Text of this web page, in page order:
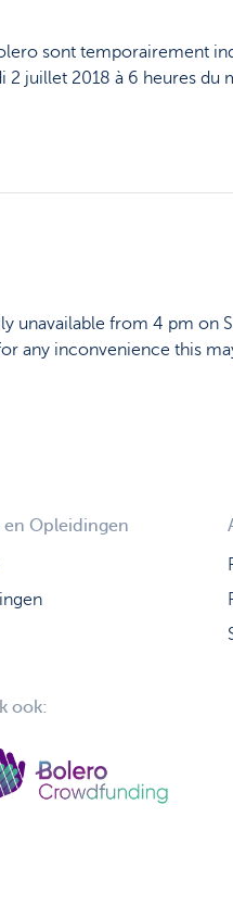
sont temporairement
2 juillet 2018 à 6 heures du
unavailable from 4 pm on
any inconvenience this
en Opleidingen
ook: